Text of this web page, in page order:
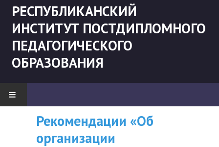
РЕСПУБЛИКАНСКИЙ
ИНСТИТУТ ПОСТДИПЛОМНОГО
ПЕДАГОГИЧЕСКОГО
ОБРАЗОВАНИЯ
НОВОСТИ
"Боевая" русистика
ВНИМАНИЮ
СЛУШАТЕЛЕЙ, У
Перечень ДПП
которые будут
Рекомендации «Об
организации